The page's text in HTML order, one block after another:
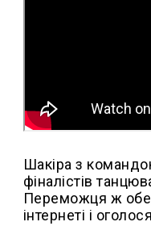
Шакіра з
фіналістів
Переможця ж
інтернеті і